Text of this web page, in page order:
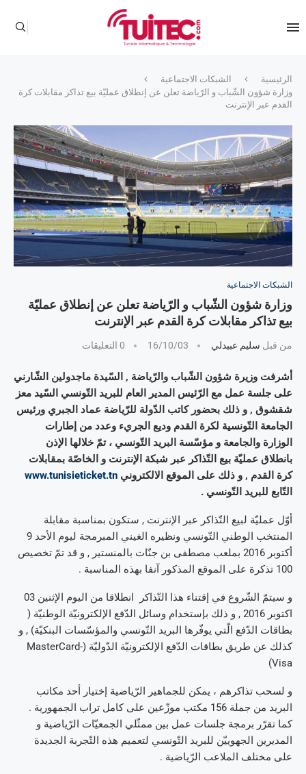
الرئيسية
الشبكات الاجتماعية
وزارة شؤون الشّباب و الرّياضة تعلن عن إنطلاق عمليّة بيع تذاكر مقابلات كرة
القدم عبر الإنترنت
الشبكات الاجتماعية
وزارة شؤون الشّباب و الرّياضة تعلن عن إنطلاق عمليّة
بيع تذاكر مقابلات كرة القدم عبر الإنترنت
من قبل سليم عبيدلي 16/10/03 0 التعليقات
أشرفت وزيرة شؤون الشّباب والرّياضة , السّيدة ماجدولين الشّارني
على جلسة عمل مع الرّئيس المدير العام للبريد التّونسي السّيد معز
شقشوق , و ذلك بحضور كاتب الدّولة للرّياضة عماد الجبري ورئيس
الجامعة التّونسية لكرة القدم وديع الجريء وعدد من إطارات
الوزارة والجامعة و مؤسّسة البريد التّونسي ، تمّ خلالها الإذن
بانطلاق عمليّة بيع التّذاكر عبر شبكة الإنترنت و الخاصّة بمقابلات
كرة القدم , و ذلك على الموقع الالكتروني www.tunisieticket.tn
التّابع للبريد التّونسي .
أوّل عمليّة لبيع التّذاكر عبر الإنترنت , ستكون بمناسبة مقابلة
المنتخب الوطني التّونسي ونظيره الغيني المبرمجة ليوم الأحد 9
أكتوبر 2016 بملعب مصطفى بن جنّات بالمنستير , و قد تمّ تخصيص
100 تذكرة على الموقع المذكور آنفا بهذه المناسبة .
و سيتمّ الشّروع في إقتناء هذا التّذاكر انطلاقا من اليوم الإثنين 03
اكتوبر 2016 , و ذلك بإستخدام وسائل الدّفع الإلكترونيّة الوطنيّة (
بطاقات الدّفع الّتي يوفّرها البريد التّونسي والمؤسّسات البنكيّة) , و
كذلك عن طريق بطاقات الدّفع الإلكترونيّة الدّوليّة (MasterCard-
Visa)
و لسحب تذاكرهم ، يمكن للجماهير الرّياضية إختيار أحد مكاتب
البريد من جملة 156 مكتب موزّعين على كامل تراب الجمهورية .
كما تقرّر برمجة جلسات عمل بين ممثّلي الجمعيّات الرّياضية و
المديرين الجهوييّن للبريد التّونسي لتعميم هذه التّجربة الجديدة
على مختلف الملاعب الرّياضية .